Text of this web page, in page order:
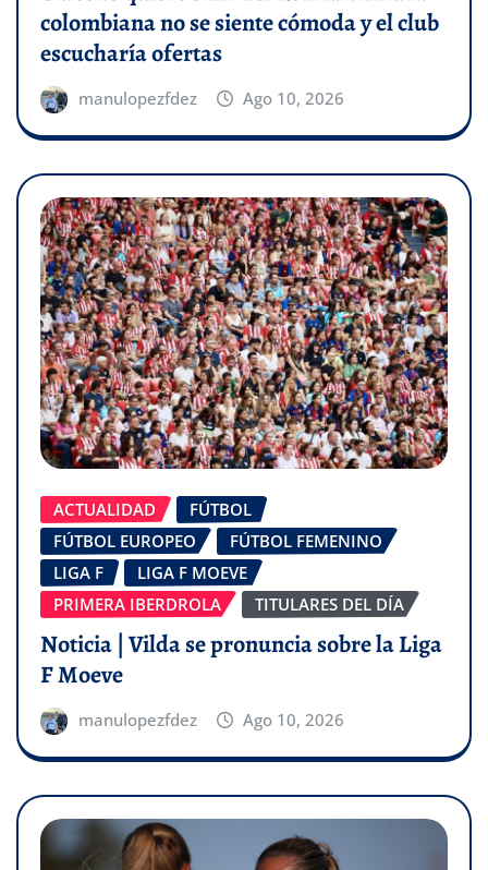
colombiana no se siente cómoda y el club
escucharía ofertas
manulopezfdez Ago 10, 2026
ACTUALIDAD
FÚTBOL
FÚTBOL EUROPEO
FÚTBOL FEMENINO
LIGA F
LIGA F MOEVE
PRIMERA IBERDROLA
TITULARES DEL DÍA
Noticia | Vilda se pronuncia sobre la Liga
F Moeve
manulopezfdez Ago 10, 2026